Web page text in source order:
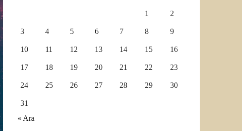
1 2
3 4 5 6 7 8 9
10 11 12 13 14 15 16
17 18 19 20 21 22 23
24 25 26 27 28 29 30
31
« Ara